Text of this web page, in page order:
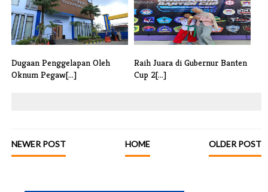
Dugaan Penggelapan Oleh
Oknum Pegaw[...]
Raih Juara di Gubernur Banten
Cup 2[...]
NEWER POST OLDER POST
HOME